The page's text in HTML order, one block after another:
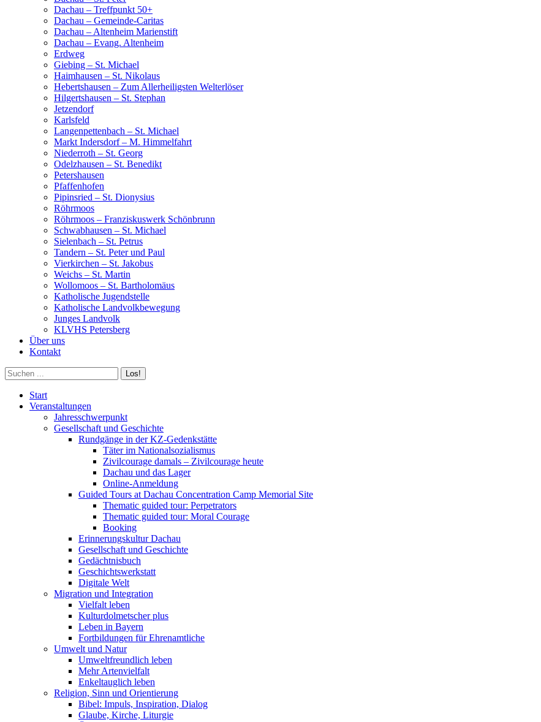
Dachau – Treffpunkt 50+
Dachau – Gemeinde-Caritas
Dachau – Altenheim Marienstift
Dachau – Evang. Altenheim
Erdweg
Giebing – St. Michael
Haimhausen – St. Nikolaus
Hebertshausen – Zum Allerheiligsten Welterlöser
Hilgertshausen – St. Stephan
Jetzendorf
Karlsfeld
Langenpettenbach – St. Michael
Markt Indersdorf – M. Himmelfahrt
Niederroth – St. Georg
Odelzhausen – St. Benedikt
Petershausen
Pfaffenhofen
Pipinsried – St. Dionysius
Röhrmoos
Röhrmoos – Franziskuswerk Schönbrunn
Schwabhausen – St. Michael
Sielenbach – St. Petrus
Tandern – St. Peter und Paul
Vierkirchen – St. Jakobus
Weichs – St. Martin
Wollomoos – St. Bartholomäus
Katholische Jugendstelle
Katholische Landvolkbewegung
Junges Landvolk
KLVHS Petersberg
Über uns
Kontakt
Search:
Start
Veranstaltungen
Jahresschwerpunkt
Gesellschaft und Geschichte
Rundgänge in der KZ-Gedenkstätte
Täter im Nationalsozialismus
Zivilcourage damals – Zivilcourage heute
Dachau und das Lager
Online-Anmeldung
Guided Tours at Dachau Concentration Camp Memorial Site
Thematic guided tour: Perpetrators
Thematic guided tour: Moral Courage
Booking
Erinnerungskultur Dachau
Gesellschaft und Geschichte
Gedächtnisbuch
Geschichtswerkstatt
Digitale Welt
Migration und Integration
Vielfalt leben
Kulturdolmetscher plus
Leben in Bayern
Fortbildungen für Ehrenamtliche
Umwelt und Natur
Umweltfreundlich leben
Mehr Artenvielfalt
Enkeltauglich leben
Religion, Sinn und Orientierung
Bibel: Impuls, Inspiration, Dialog
Glaube, Kirche, Liturgie